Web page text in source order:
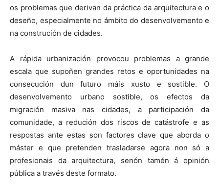
os problemas que derivan da práctica da arquitectura e o
deseño, especialmente no ámbito do desenvolvemento e
na construción de cidades.
A rápida urbanización provocou problemas a grande
escala que supoñen grandes retos e oportunidades na
consecución dun futuro máis xusto e sostible. O
desenvolvemento urbano sostible, os efectos da
migración masiva nas cidades, a participación da
comunidade, a redución dos riscos de catástrofe e as
respostas ante estas son factores clave que aborda o
máster e que pretenden trasladarse agora non só a
profesionais da arquitectura, senón tamén á opinión
pública a través deste formato.